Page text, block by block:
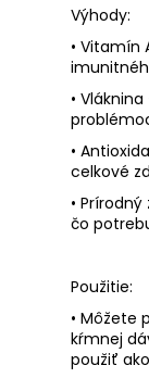
Výhody:
• Vitamín
• Vláknina
•
celkové
• Prírodný
čo
Použitie:
• Môžete
kŕmnej
použiť